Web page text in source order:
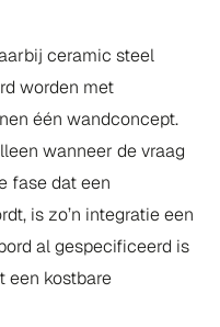
ceramic steel
worden met
één wandconcept.
wanneer de vraag
fase dat een
is zo’n integratie een
al gespecificeerd is
een kostbare